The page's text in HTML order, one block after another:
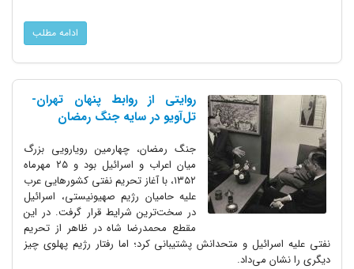
ادامه مطلب
روایتی از روابط پنهان تهران-
تل‌آویو در سایه جنگ رمضان
جنگ رمضان، چهارمین رویارویی بزرگ
میان اعراب و اسرائیل بود و ۲۵ مهرماه
۱۳۵۲، با آغاز تحریم نفتی کشورهایی عرب
علیه حامیان رژیم صهیونیستی، اسرائیل
در سخت‌ترین شرایط قرار گرفت. در این
مقطع محمدرضا شاه در ظاهر از تحریم
نفتی علیه اسرائیل و متحدانش پشتیبانی کرد؛ اما رفتار رژیم پهلوی چیز
دیگری را نشان می‌داد.